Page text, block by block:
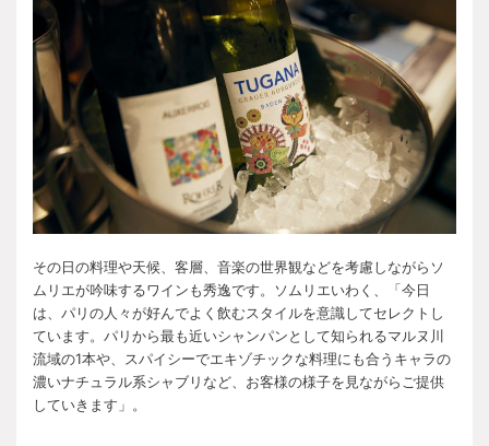
その日の料理や天候、客層、音楽の世界観などを考慮しながらソ
ムリエが吟味するワインも秀逸です。ソムリエいわく、「今日
は、パリの人々が好んでよく飲むスタイルを意識してセレクトし
ています。パリから最も近いシャンパンとして知られるマルヌ川
流域の1本や、スパイシーでエキゾチックな料理にも合うキャラの
濃いナチュラル系シャブリなど、お客様の様子を見ながらご提供
していきます」。